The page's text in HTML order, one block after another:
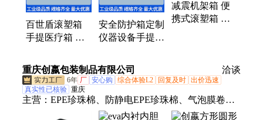
百世盾滚塑箱
手提医疗箱 小
器防护储物箱
553625
安全防护箱定制
仪器设备手提工
百世盾
减震机架箱 便
携式滚塑箱 防
重庆创嬴包装制品有限公司 洽谈
6年 厂 安心购 综合体验L2 回复及时 出价迅速
真实性已核验 重庆
主营： EPE珍珠棉、防静电EPE珍珠棉、气泡膜卷
材、防静电气泡膜、集装袋、太空包、吨包袋、太空